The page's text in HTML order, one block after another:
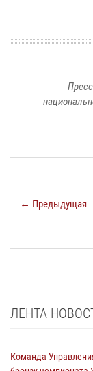
← Предыдущая
ЛЕНТА
Команда